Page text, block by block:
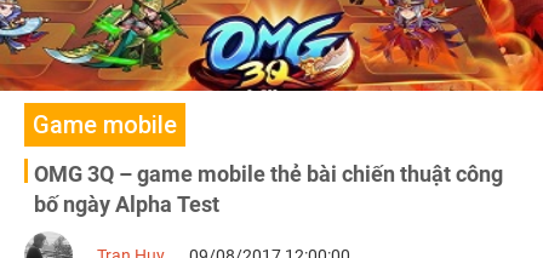
Game mobile
OMG 3Q – game mobile thẻ bài chiến thuật công
bố ngày Alpha Test